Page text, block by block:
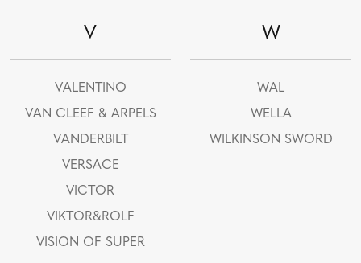
V
VALENTINO
VAN CLEEF & ARPELS
VANDERBILT
VERSACE
VICTOR
VIKTOR&ROLF
VISION OF SUPER
W
WAL
WELLA
WILKINSON SWORD